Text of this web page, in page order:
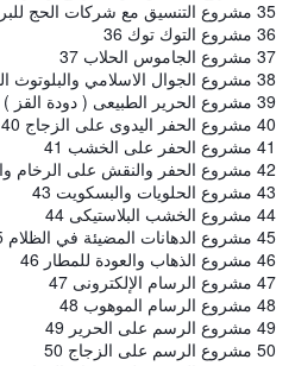
35 مشروع التنسيق مع شركات الحج للبرامج التوعية 35
36 مشروع التوك توك 36
37 مشروع الجاموس الحلاب 37
38 مشروع الجوال الاسلامي والبلوتوث الدعوى 38
39 مشروع الحرير الطبيعى ( دودة القز ) 39
40 مشروع الحفر اليدوى على الزجاج 40
41 مشروع الحفر على الخشب 41
42 مشروع الحفر والنقش على الرخام والجرانيت 42
43 مشروع الحلويات والبسكويت 43
44 مشروع الخشب البلاستيكى 44
45 مشروع الدهانات المضيئة في الظلام 45
46 مشروع الذهاب والعودة للمطار 46
47 مشروع الرسام الإلكترونى 47
48 مشروع الرسام الموهوب 48
49 مشروع الرسم على الحرير 49
50 مشروع الرسم على الزجاج 50